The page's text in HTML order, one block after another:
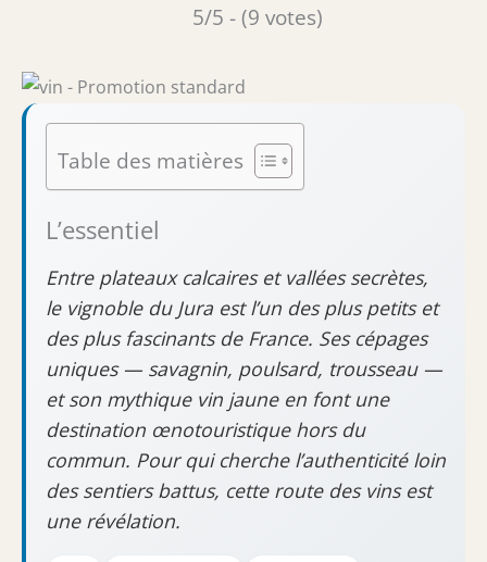
5/5 - (9 votes)
Table des matières
L’essentiel
Entre plateaux calcaires et vallées secrètes,
le vignoble du Jura est l’un des plus petits et
des plus fascinants de France. Ses cépages
uniques — savagnin, poulsard, trousseau —
et son mythique vin jaune en font une
destination œnotouristique hors du
commun. Pour qui cherche l’authenticité loin
des sentiers battus, cette route des vins est
une révélation.